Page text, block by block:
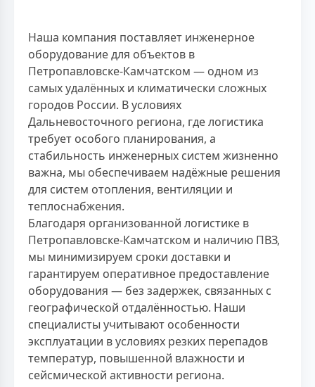
Наша компания поставляет инженерное
оборудование для объектов в
Петропавловске-Камчатском — одном из
самых удалённых и климатически сложных
городов России. В условиях
Дальневосточного региона, где логистика
требует особого планирования, а
стабильность инженерных систем жизненно
важна, мы обеспечиваем надёжные решения
для систем отопления, вентиляции и
теплоснабжения.
Благодаря организованной логистике в
Петропавловске-Камчатском и наличию ПВЗ,
мы минимизируем сроки доставки и
гарантируем оперативное предоставление
оборудования — без задержек, связанных с
географической отдалённостью. Наши
специалисты учитывают особенности
эксплуатации в условиях резких перепадов
температур, повышенной влажности и
сейсмической активности региона.